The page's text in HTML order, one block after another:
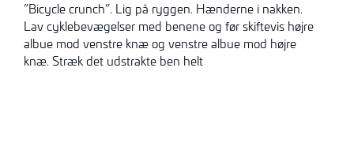
”Bicycle crunch”. Lig på ryggen. Hænderne i nakken.
Lav cyklebevægelser med benene og før skiftevis højre
albue mod venstre knæ og venstre albue mod højre
knæ. Stræk det udstrakte ben helt